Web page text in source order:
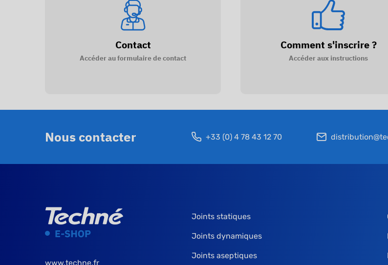
Contact
Accéder au formulaire de contact
Comment s'inscrire ?
Accéder aux instructions
Nous contacter +33 (0) 4 78 43 12 70
www.techne.fr
Joints statiques
Joints dynamiques
Joints aseptiques